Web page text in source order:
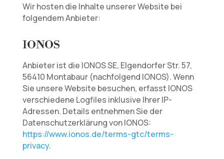
Wir hosten die Inhalte unserer Website bei
folgendem Anbieter:
IONOS
Anbieter ist die IONOS SE, Elgendorfer Str. 57,
56410 Montabaur (nachfolgend IONOS). Wenn
Sie unsere Website besuchen, erfasst IONOS
verschiedene Logfiles inklusive Ihrer IP-
Adressen. Details entnehmen Sie der
Datenschutzerklärung von IONOS:
https://www.ionos.de/terms-gtc/terms-
privacy.